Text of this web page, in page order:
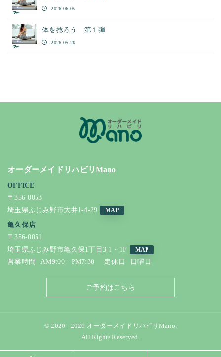
2026.06.05
体を捻ろう 第１弾
2026.05.26
オーダーメイドリハビリMano
OFFICE
〒356-0053
埼玉県ふじみ野市大井1-4-29
MAP
亀久保店
〒356-0051
埼玉県ふじみ野市亀久保1丁目3-1・1F
MAP
営業時間 AM9:00 - PM7:30 定休日 日曜日
ご予約はこちら
© 2020 - 2026 オーダーメイドリハビリMano.
All Rights Reserved.